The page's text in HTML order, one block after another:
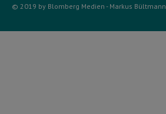
© 2019 by Blomberg Medien - Markus Bültmann